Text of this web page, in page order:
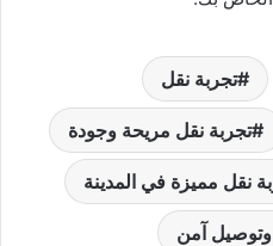
تجربة نقل
تجربة نقل مريحة وجودة
نقل مميزة في المدينة
آمن